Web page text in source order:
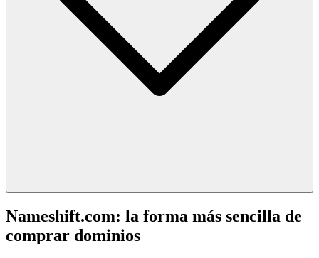
Nameshift.com: la forma más sencilla de
comprar dominios